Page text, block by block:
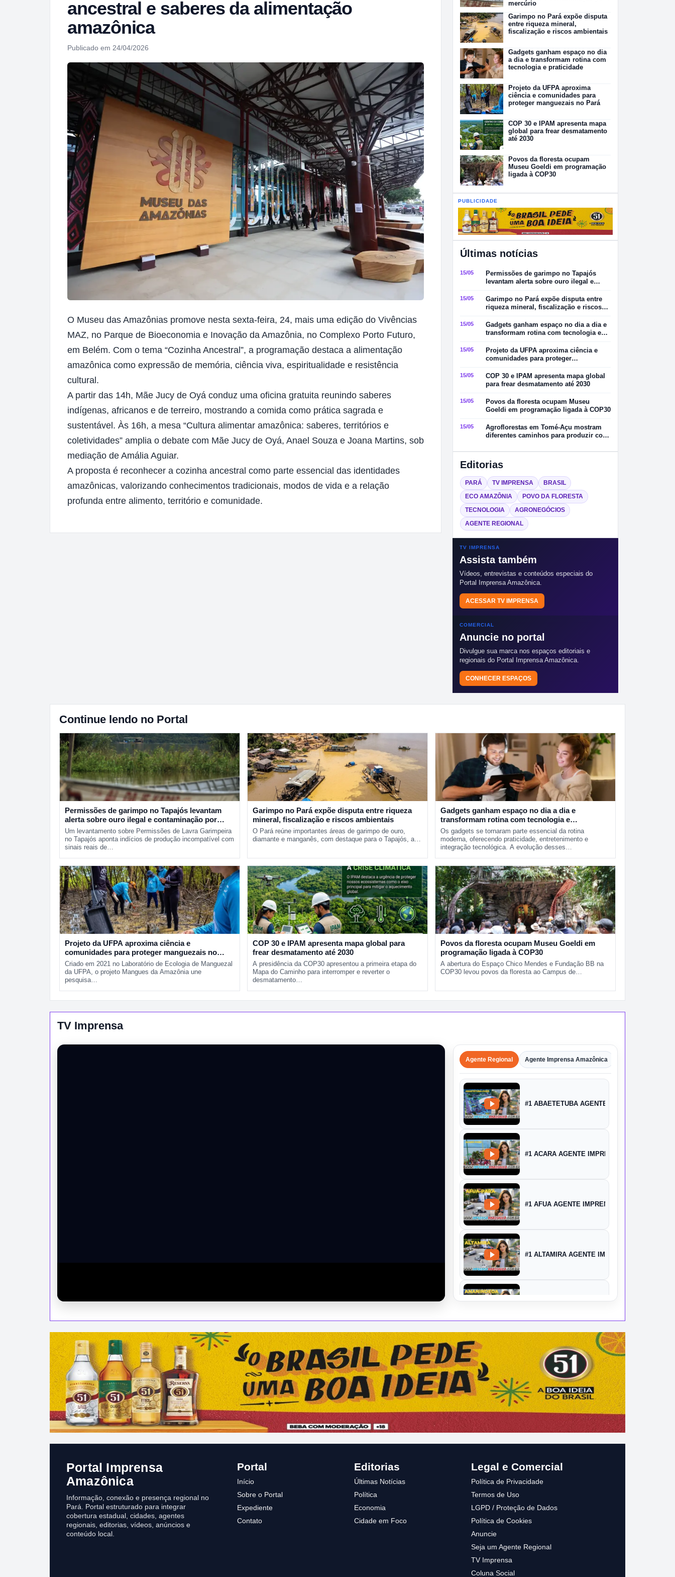
ancestral e saberes da alimentação
amazônica
Publicado em 24/04/2026
O Museu das Amazônias promove nesta sexta-feira, 24, mais uma edição do Vivências
MAZ, no Parque de Bioeconomia e Inovação da Amazônia, no Complexo Porto Futuro,
em Belém. Com o tema “Cozinha Ancestral”, a programação destaca a alimentação
amazônica como expressão de memória, ciência viva, espiritualidade e resistência
cultural.
A partir das 14h, Mãe Jucy de Oyá conduz uma oficina gratuita reunindo saberes
indígenas, africanos e de terreiro, mostrando a comida como prática sagrada e
sustentável. Às 16h, a mesa “Cultura alimentar amazônica: saberes, territórios e
coletividades” amplia o debate com Mãe Jucy de Oyá, Anael Souza e Joana Martins, sob
mediação de Amália Aguiar.
A proposta é reconhecer a cozinha ancestral como parte essencial das identidades
amazônicas, valorizando conhecimentos tradicionais, modos de vida e a relação
profunda entre alimento, território e comunidade.
mercúrio
Garimpo no Pará expõe disputa
entre riqueza mineral,
fiscalização e riscos ambientais
Gadgets ganham espaço no dia
a dia e transformam rotina com
tecnologia e praticidade
Projeto da UFPA aproxima
ciência e comunidades para
proteger manguezais no Pará
COP 30 e IPAM apresenta mapa
global para frear desmatamento
até 2030
Povos da floresta ocupam
Museu Goeldi em programação
ligada à COP30
PUBLICIDADE
Últimas notícias
15/05
Permissões de garimpo no Tapajós
levantam alerta sobre ouro ilegal e
15/05
Garimpo no Pará expõe disputa entre
riqueza mineral, fiscalização e riscos
15/05
Gadgets ganham espaço no dia a dia e
transformam rotina com tecnologia e
15/05
Projeto da UFPA aproxima ciência e
comunidades para proteger
15/05
COP 30 e IPAM apresenta mapa global
para frear desmatamento até 2030
15/05
Povos da floresta ocupam Museu
Goeldi em programação ligada à COP30
15/05
Agroflorestas em Tomé-Açu mostram
diferentes caminhos para produzir com
Editorias
PARÁ TV IMPRENSA BRASIL
ECO AMAZÔNIA POVO DA FLORESTA
TECNOLOGIA AGRONEGÓCIOS
AGENTE REGIONAL
TV IMPRENSA
Assista também
Vídeos, entrevistas e conteúdos especiais do
Portal Imprensa Amazônica.
ACESSAR TV IMPRENSA
COMERCIAL
Anuncie no portal
Divulgue sua marca nos espaços editoriais e
regionais do Portal Imprensa Amazônica.
CONHECER ESPAÇOS
Continue lendo no Portal
Permissões de garimpo no Tapajós levantam
alerta sobre ouro ilegal e contaminação por
mercúrio
Um levantamento sobre Permissões de Lavra Garimpeira
no Tapajós aponta indícios de produção incompatível com
sinais reais de…
Garimpo no Pará expõe disputa entre riqueza
mineral, fiscalização e riscos ambientais
O Pará reúne importantes áreas de garimpo de ouro,
diamante e manganês, com destaque para o Tapajós, a…
Gadgets ganham espaço no dia a dia e
transformam rotina com tecnologia e
praticidade
Os gadgets se tornaram parte essencial da rotina
moderna, oferecendo praticidade, entretenimento e
integração tecnológica. A evolução desses…
Projeto da UFPA aproxima ciência e
comunidades para proteger manguezais no
Pará
Criado em 2021 no Laboratório de Ecologia de Manguezal
da UFPA, o projeto Mangues da Amazônia une
pesquisa…
COP 30 e IPAM apresenta mapa global para
frear desmatamento até 2030
A presidência da COP30 apresentou a primeira etapa do
Mapa do Caminho para interromper e reverter o
desmatamento…
Povos da floresta ocupam Museu Goeldi em
programação ligada à COP30
A abertura do Espaço Chico Mendes e Fundação BB na
COP30 levou povos da floresta ao Campus de…
TV Imprensa
Agente Regional Agente Imprensa Amazônica
#1 ABAETETUBA AGENTE IMPRENSA
#1 ACARA AGENTE IMPRENSA
#1 AFUA AGENTE IMPRENSA
#1 ALTAMIRA AGENTE IMPRENSA
#1 ANAPU AGENTE IMPRENSA
Portal Imprensa
Amazônica
Informação, conexão e presença regional no
Pará. Portal estruturado para integrar
cobertura estadual, cidades, agentes
regionais, editorias, vídeos, anúncios e
conteúdo local.
Portal
Início
Sobre o Portal
Expediente
Contato
Editorias
Últimas Notícias
Política
Economia
Cidade em Foco
Legal e Comercial
Política de Privacidade
Termos de Uso
LGPD / Proteção de Dados
Política de Cookies
Anuncie
Seja um Agente Regional
TV Imprensa
Coluna Social